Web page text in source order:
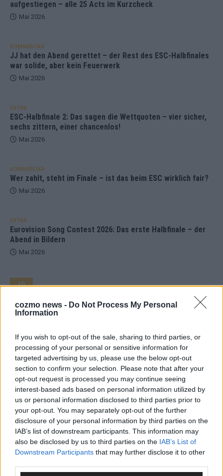
cozmo news - Do Not Process My Personal
Information
If you wish to opt-out of the sale, sharing to third parties, or
processing of your personal or sensitive information for
targeted advertising by us, please use the below opt-out
section to confirm your selection. Please note that after your
opt-out request is processed you may continue seeing
interest-based ads based on personal information utilized by
us or personal information disclosed to third parties prior to
your opt-out. You may separately opt-out of the further
disclosure of your personal information by third parties on the
IAB’s list of downstream participants. This information may
also be disclosed by us to third parties on the IAB’s List of
Downstream Participants that may further disclose it to other
aufgestiegen – alle 25 Acts im Kurzcheck
Mai 2026
KOMMENTAR
JJ hat den Abend gerettet – der Rest des ESC-Halbfinales
war solide, aber kein Feuerwerk
Mai 2026
EXTRA
ESC-Halbfinale 2: Das sagen die Wettquoten – vier sicher,
sechs zittern, einer chancenlos!
Mai 2026
KOMMENTAR
Wer zahlt, steht im Finale – ist das beim ESC wirklich fair?
Mai 2026
EXTRA
Eurovision Song Contest 2026: Das erste Halbfinale – der
Abend in Bildern
Mai 2026
AD
WERBE BEI UNS!